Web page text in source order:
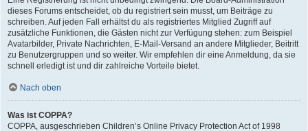
dieses Forums entscheidet, ob du registriert sein musst, um Beiträge zu
schreiben. Auf jeden Fall erhältst du als registriertes Mitglied Zugriff auf
zusätzliche Funktionen, die Gästen nicht zur Verfügung stehen: zum Beispiel
Avatarbilder, Private Nachrichten, E-Mail-Versand an andere Mitglieder, Beitritt
zu Benutzergruppen und so weiter. Wir empfehlen dir eine Anmeldung, da sie
schnell erledigt ist und dir zahlreiche Vorteile bietet.
Nach oben
Was ist COPPA?
COPPA, ausgeschrieben Children’s Online Privacy Protection Act of 1998